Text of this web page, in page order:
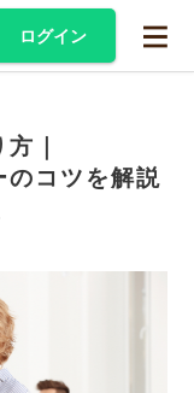
ログイン
｜
のコツを解説